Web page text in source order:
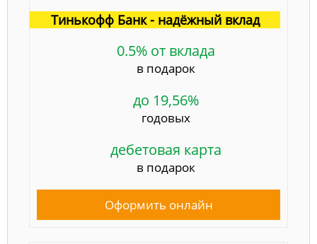
Тинькофф Банк - надёжный вклад
0.5% от вклада
в подарок
до 19,56%
годовых
дебетовая карта
в подарок
Оформить онлайн